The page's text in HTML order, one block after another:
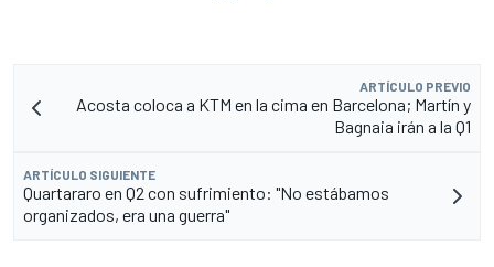
ARTÍCULO PREVIO
Acosta coloca a KTM en la cima en Barcelona; Martín y
Bagnaia irán a la Q1
ARTÍCULO SIGUIENTE
Quartararo en Q2 con sufrimiento: "No estábamos
organizados, era una guerra"